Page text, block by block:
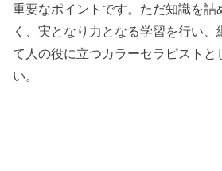
重要なポイントです。ただ知識を詰
く、実となり力となる学習を行い、
て人の役に立つカラーセラピストと
い。